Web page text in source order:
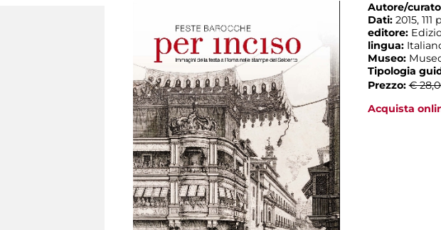
Autore/
Dati: 2015,
editore:
lingua:
Museo:
Tipologia
Prezzo:€
Acquista